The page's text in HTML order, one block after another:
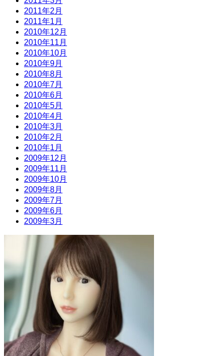
2011年2月
2011年1月
2010年12月
2010年11月
2010年10月
2010年9月
2010年8月
2010年7月
2010年6月
2010年5月
2010年4月
2010年3月
2010年2月
2010年1月
2009年12月
2009年11月
2009年10月
2009年8月
2009年7月
2009年6月
2009年3月